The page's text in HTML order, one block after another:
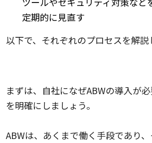
定期的に見直す
以下で、それぞれのプロセスを解説
まずは、自社になぜABWの導入が
を明確にしましょう。
ABWは、あくまで働く手段であり